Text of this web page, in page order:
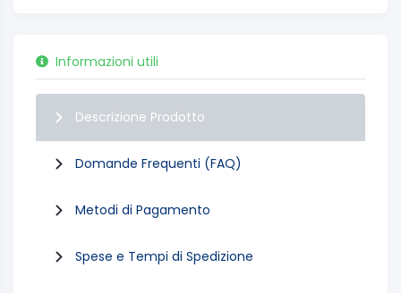
Informazioni utili
Descrizione Prodotto
Domande Frequenti (FAQ)
Metodi di Pagamento
Spese e Tempi di Spedizione